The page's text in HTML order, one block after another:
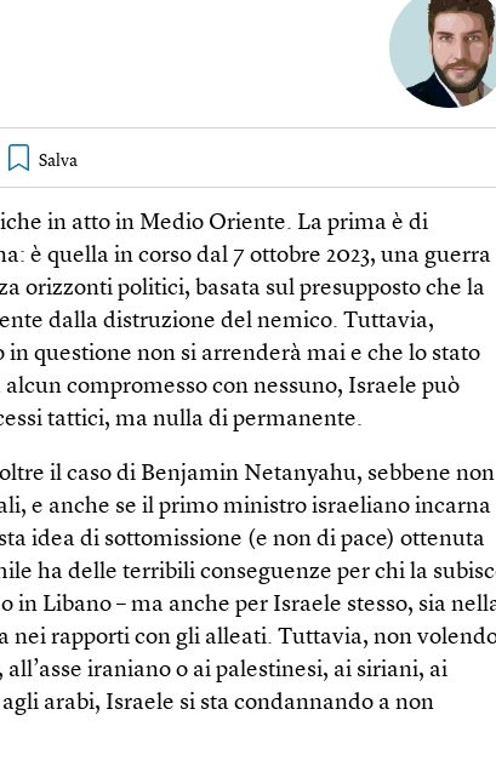
in atto in Medio Oriente. La prima è di
è quella in corso dal 7 ottobre 2023, una guerra
orizzonti politici, basata sul presupposto che la
dalla distruzione del nemico. Tuttavia,
questione non si arrenderà mai e che lo stato
compromesso con nessuno, Israele può
tattici, ma nulla di permanente.
il caso di Benjamin Netanyahu, sebbene non
e anche se il primo ministro israeliano incarna
idea di sottomissione (e non di pace) ottenuta
ha delle terribili conseguenze per chi la
in Libano – ma anche per Israele stesso, sia
nei rapporti con gli alleati. Tuttavia, non
iraniano o ai palestinesi, ai siriani, ai
arabi, Israele si sta condannando a non